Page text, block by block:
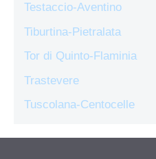
Testaccio-Aventino
Tiburtina-Pietralata
Tor di Quinto-Flaminia
Trastevere
Tuscolana-Centocelle